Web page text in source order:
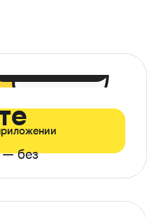
— без